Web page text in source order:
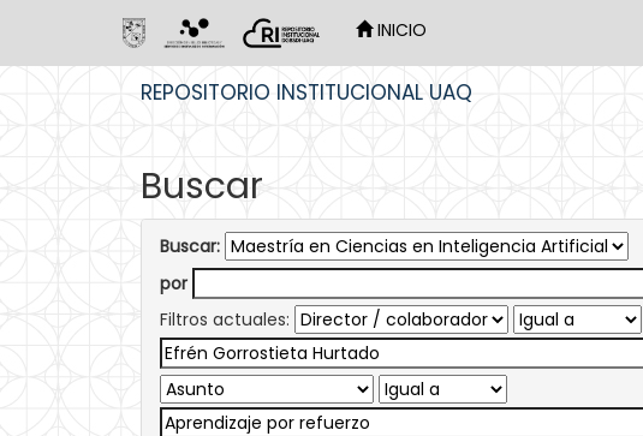
INICIO
REPOSITORIO INSTITUCIONAL UAQ
Buscar
Buscar:
por
Filtros actuales: